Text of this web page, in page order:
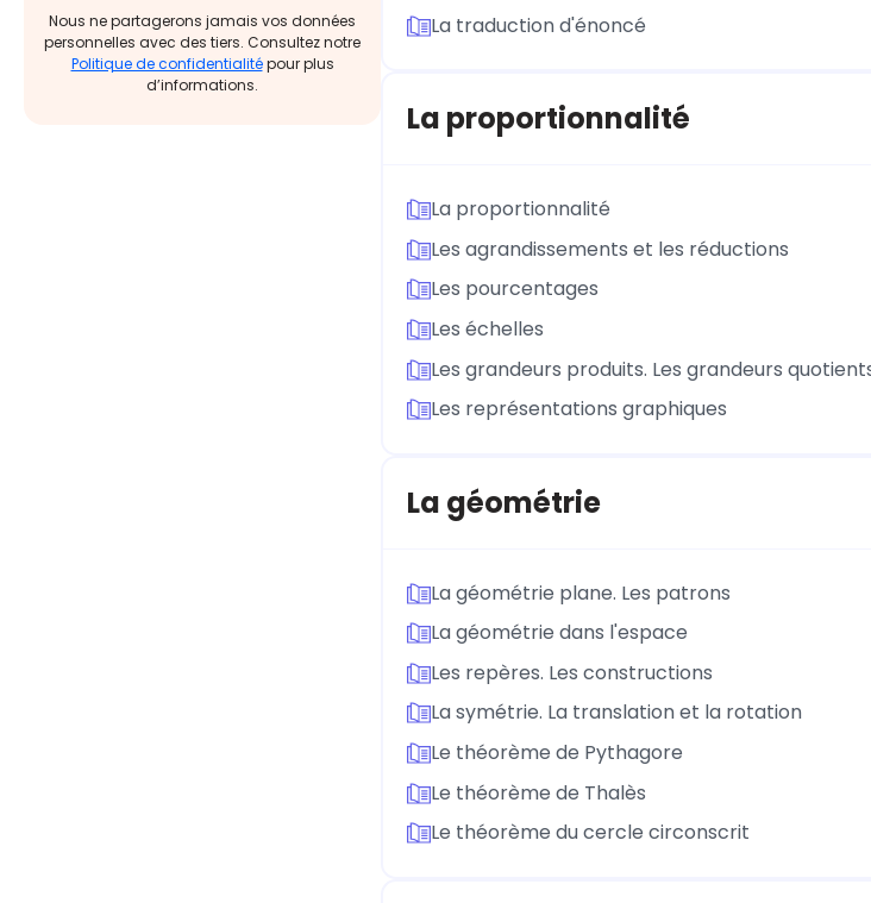
Nous ne partagerons jamais vos données
personnelles avec des tiers. Consultez notre
Politique de confidentialitépour plus
d’informations.
La traduction d'énoncé
La proportionnalité
La proportionnalité
Les agrandissements et les réductions
Les pourcentages
Les échelles
Les grandeurs produits. Les grandeurs
Les représentations graphiques
La géométrie
La géométrie plane. Les patrons
La géométrie dans l'espace
Les repères. Les constructions
La symétrie. La translation et la rotation
Le théorème de Pythagore
Le théorème de Thalès
Le théorème du cercle circonscrit